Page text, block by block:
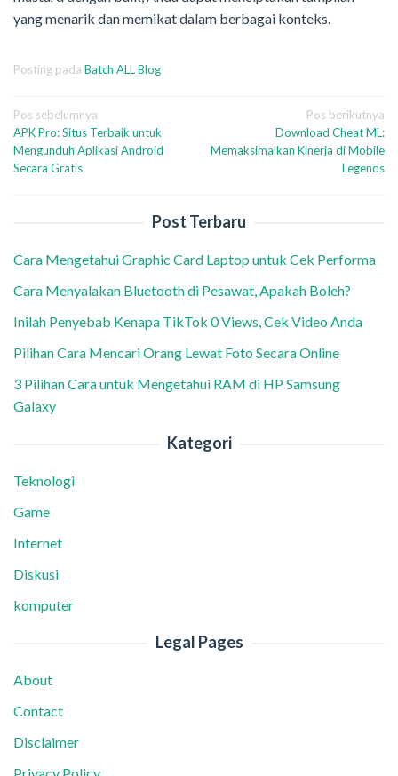
yang menarik dan memikat dalam berbagai konteks.
Posting pada Batch ALL Blog
Navigasi
pos
Pos sebelumnya
APK Pro: Situs Terbaik untuk
Mengunduh Aplikasi Android
Secara Gratis
Pos berikutnya
Download Cheat ML:
Memaksimalkan Kinerja di Mobile
Legends
Post Terbaru
Cara Mengetahui Graphic Card Laptop untuk Cek Performa
Cara Menyalakan Bluetooth di Pesawat, Apakah Boleh?
Inilah Penyebab Kenapa TikTok 0 Views, Cek Video Anda
Pilihan Cara Mencari Orang Lewat Foto Secara Online
3 Pilihan Cara untuk Mengetahui RAM di HP Samsung
Galaxy
Kategori
Teknologi
Game
Internet
Diskusi
komputer
Legal Pages
About
Contact
Disclaimer
Privacy Policy